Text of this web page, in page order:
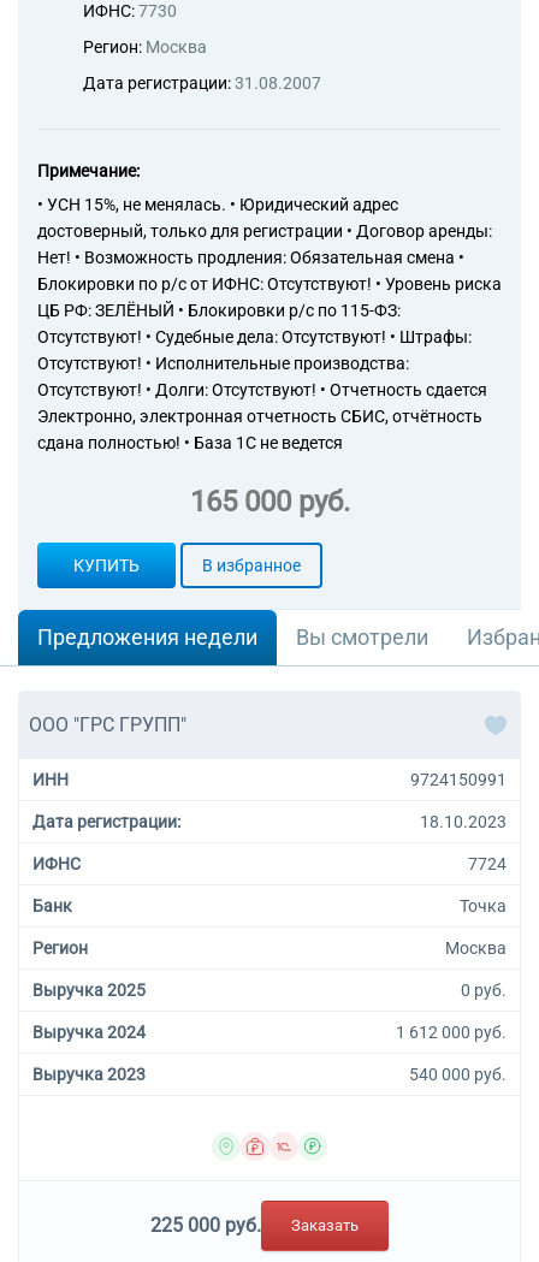
ИФНС:7730
Регион: Москва
Дата регистрации:31.08.2007
Примечание:
• УСН 15%, не менялась. • Юридический адрес
достоверный, только для регистрации • Договор аренды:
Нет! • Возможность продления: Обязательная смена •
Блокировки по р/с от ИФНС: Отсутствуют! • Уровень риска
ЦБ РФ: ЗЕЛЁНЫЙ • Блокировки р/с по 115-ФЗ:
Отсутствуют! • Судебные дела: Отсутствуют! • Штрафы:
Отсутствуют! • Исполнительные производства:
Отсутствуют! • Долги: Отсутствуют! • Отчетность сдается
Электронно, электронная отчетность СБИС, отчётность
сдана полностью! • База 1С не ведется
165 000 руб.
КУПИТЬ В избранное
Предложения недели Вы смотрели
ООО "ГРС ГРУПП"
ИНН 9724150991
Дата регистрации: 18.10.2023
ИФНС 7724
Банк Точка
Регион Москва
Выручка 2025 0 руб.
Выручка 2024 1 612 000 руб.
Выручка 2023 540 000 руб.
225 000 руб. Заказать